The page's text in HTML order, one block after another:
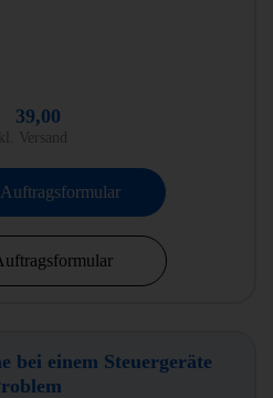
39,00
Versand
bei einem Steuergeräte